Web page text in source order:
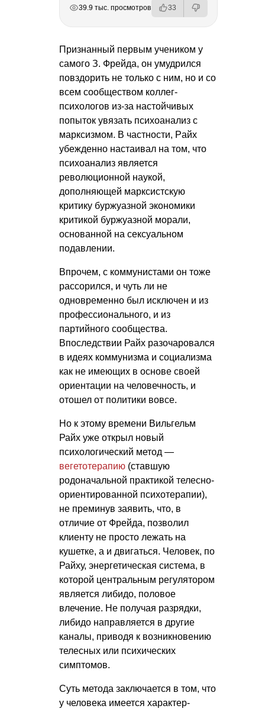
39.9 тыс. просмотров 33
Признанный первым учеником у
самого З. Фрейда, он умудрился
повздорить не только с ним, но и со
всем сообществом коллег-
психологов из-за настойчивых
попыток увязать психоанализ с
марксизмом. В частности, Paйх
убежденно настаивал на том, что
психоанализ является
революционной наукой,
дополняющей марксистскую
критику буржуазной экономики
критикой буржуазной морали,
основанной на сексуальном
подавлении.
Впрочем, с коммунистами он тоже
рассорился, и чуть ли не
одновременно был исключен и из
профессионального, и из
партийного сообщества.
Впоследствии Райх разочаровался
в идеях коммунизма и социализма
как не имеющих в основе своей
ориентации на человечность, и
отошел от политики вовсе.
Но к этому времени Вильгельм
Райх уже открыл новый
психологический метод —
вегетотерапию (ставшую
родоначальной практикой телесно-
ориентированной психотерапии),
не преминув заявить, что, в
отличие от Фрейда, позволил
клиенту не просто лежать на
кушетке, а и двигаться. Человек, по
Райху, энергетическая система, в
которой центральным регулятором
является либидо, половое
влечение. Не получая разрядки,
либидо направляется в другие
каналы, приводя к возникновению
телесных или психических
симптомов.
Суть метода заключается в том, что
у человека имеется характер-